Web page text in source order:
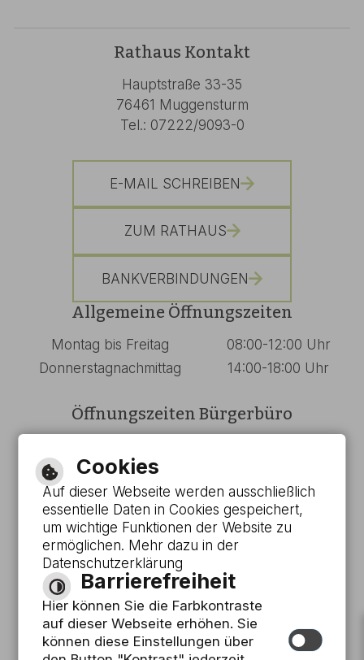
Rathaus Kontakt
Hauptstraße 33-35
76461 Muggensturm
Tel.: 07222/9093-0
E-MAIL SCHREIBEN
ZUM RATHAUS
BANKVERBINDUNGEN
Allgemeine Öffnungszeiten
Montag bis Freitag
08:00-12:00 Uhr
Donnerstagnachmittag
14:00-18:00 Uhr
Öffnungszeiten Bürgerbüro
Donnerstag
Freitag
08:00-12:00 Uhr
Barrierefreie Ansicht
Leichte Sprache
Gebärdensprache
Cookies
Auf dieser Webseite werden ausschließlich
essentielle Daten in Cookies gespeichert,
um wichtige Funktionen der Website zu
ermöglichen. Mehr dazu in der
Datenschutzerklärung
Barrierefreiheit
Hier können Sie die Farbkontraste
auf dieser Webseite erhöhen. Sie
können diese Einstellungen über